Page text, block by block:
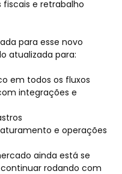
fiscais e retrabalho
para esse novo
atualizada para:
em todos os fluxos
integrações e
e operações
ainda está se
rodando com